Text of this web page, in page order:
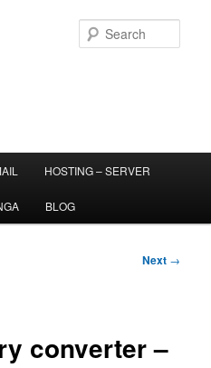
HOSTING – SERVER
BLOG
Next →
converter –